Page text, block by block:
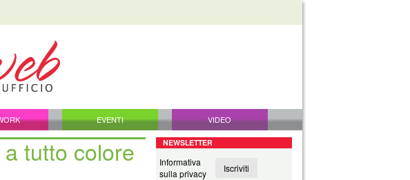
EVENTI VIDEO
tutto colore NEWSLETTER
Informativa
sulla privacy
Iscriviti